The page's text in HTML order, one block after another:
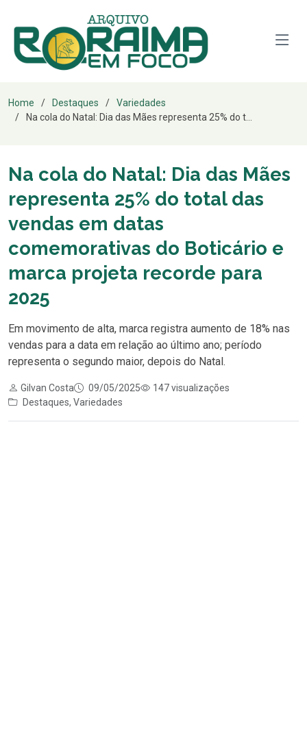
Home Destaques
Variedades
Na cola do Natal: Dia das Mães representa 25% do t...
Na cola do Natal: Dia das Mães
representa 25% do total das
vendas em datas
comemorativas do Boticário e
marca projeta recorde para
2025
Em movimento de alta, marca registra aumento de 18% nas
vendas para a data em relação ao último ano; período
representa o segundo maior, depois do Natal.
Gilvan Costa 09/05/2025
147 visualizações
Destaques, Variedades